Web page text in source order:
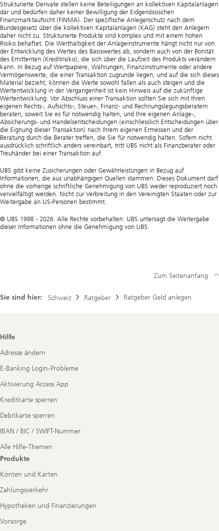
Strukturierte Derivate stellen keine Beteiligungen an kollektiven Kapitalanlagen
dar und bedürfen daher keiner Bewilligung der Eidgenössischen
Finanzmarktaufsicht (FINMA). Der spezifische Anlegerschutz nach dem
Bundesgesetz über die kollektiven Kapitalanlagen (KAG) steht den Anlegern
daher nicht zu. Strukturierte Produkte sind komplex und mit einem hohen
Risiko behaftet. Die Werthaltigkeit der Anlageinstrumente hängt nicht nur von
der Entwicklung des Wertes des Basiswertes ab, sondern auch von der Bonität
des Emittenten (Kreditrisiko), die sich über die Laufzeit des Produkts verändern
kann. In Bezug auf Wertpapiere, Währungen, Finanzinstrumente oder andere
Vermögenswerte, die einer Transaktion zugrunde liegen, und auf die sich dieses
Material bezieht, können die Werte sowohl fallen als auch steigen und die
Wertentwicklung in der Vergangenheit ist kein Hinweis auf die zukünftige
Wertentwicklung. Vor Abschluss einer Transaktion sollten Sie sich mit Ihren
eigenen Rechts-, Aufsichts-, Steuer-, Finanz- und Rechnungslegungsberatern
beraten, soweit Sie es für notwendig halten, und Ihre eigenen Anlage-,
Absicherungs- und Handelsentscheidungen (einschliesslich Entscheidungen über
die Eignung dieser Transaktion) nach Ihrem eigenen Ermessen und der
Beratung durch die Berater treffen, die Sie für notwendig halten. Sofern nicht
ausdrücklich schriftlich anders vereinbart, tritt UBS nicht als Finanzberater oder
Treuhänder bei einer Transaktion auf.
UBS gibt keine Zusicherungen oder Gewährleistungen in Bezug auf
Informationen, die aus unabhängigen Quellen stammen. Dieses Dokument darf
ohne die vorherige schriftliche Genehmigung von UBS weder reproduziert noch
vervielfältigt werden. Nicht zur Verbreitung in den Vereinigten Staaten oder zur
Weitergabe an US-Personen bestimmt.
© UBS 1998 - 2026. Alle Rechte vorbehalten. UBS untersagt die Weitergabe
dieser Informationen ohne die Genehmigung von UBS.
Sie sind hier: Schweiz Ratgeber Ratgeber Geld anlegen
Zum Seitenanfang
Footer
Hilfe
Adresse ändern
E-Banking Login-Probleme
Aktivierung Access App
Kreditkarte sperren
Debitkarte sperren
IBAN / BIC / SWIFT-Nummer
Alle Hilfe-Themen
Produkte
Konten und Karten
Zahlungsverkehr
Hypotheken und Finanzierungen
Vorsorge